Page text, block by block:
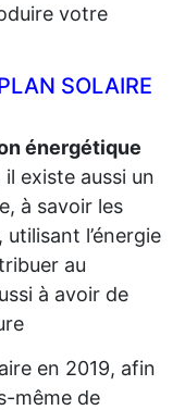
votre
SOLAIRE
énergétique
existe aussi un
à savoir les
l’énergie
au
à avoir de
en 2019, afin
même de